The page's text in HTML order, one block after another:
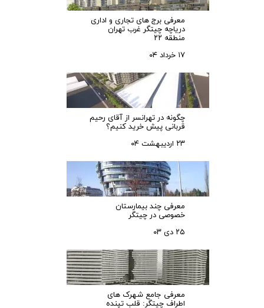
معرفی برج های تجاری و اداری
دریاچه چیتگر غرب تهران
منطقه ۲۲
۱۷ خرداد ۰۴
چگونه در تهرانسر از آقای رحیم
قربانی پیش خرید کنیم؟
۲۳ اردیبهشت ۰۴
معرفی چند بیمارستان
خصوصی در چیتگر
۲۵ دی ۰۳
معرفی جامع شهرک‌ های
اطراف چیتگر: قلب تپنده